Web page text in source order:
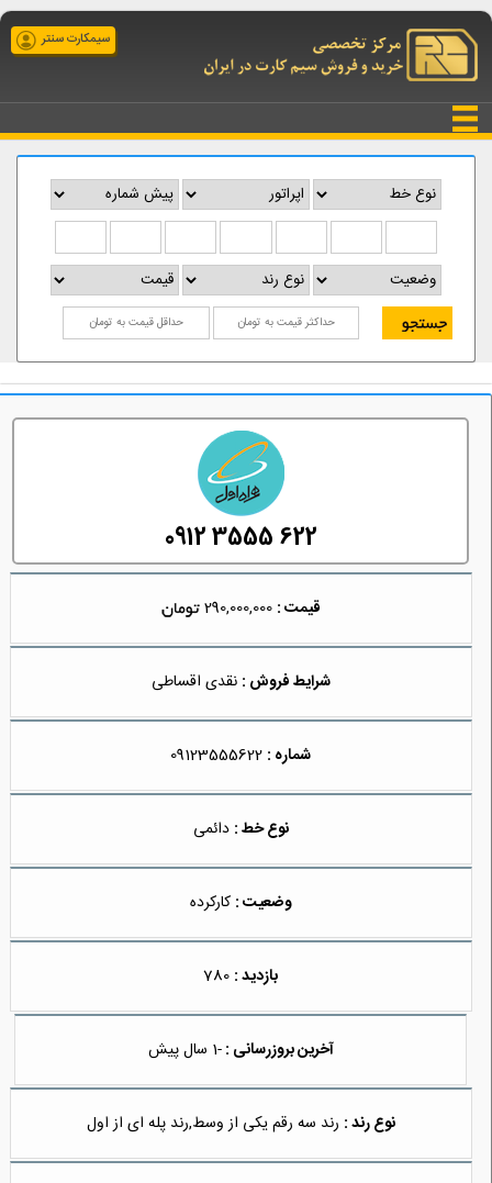
سیمکارت سنتر
0912 3555 622
قیمت : 290,000,000
شرایط فروش : نقدی اقساطی
شماره : 09123555622
نوع خط : دائمی
وضعیت : کارکرده
بازدید :
آخرین بروزرسانی :-1 سال پیش
نوع رند : رند سه رقم یکی از وسط,رند پله ای از اول